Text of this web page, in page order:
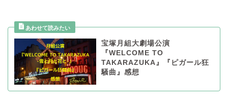
宝塚月組大劇場公演
『WELCOME TO
TAKARAZUKA』『ピガール狂
騒曲』感想